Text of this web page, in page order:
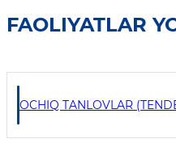
FAOLIYATLAR
OCHIQ TANLOVLAR